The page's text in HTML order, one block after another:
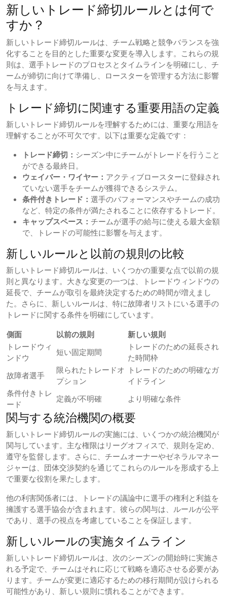
新しいトレード締切ルールとは何で
すか？
新しいトレード締切ルールは、チーム戦略と競争バランスを強
化することを目的とした重要な変更を導入します。これらの規
則は、選手トレードのプロセスとタイムラインを明確にし、チ
ームが締切に向けて準備し、ロースターを管理する方法に影響
を与えます。
トレード締切に関連する重要用語の定義
新しいトレード締切ルールを理解するためには、重要な用語を
理解することが不可欠です。以下は重要な定義です：
トレード締切： シーズン中にチームがトレードを行うこと
ができる最終日。
ウェイバー・ワイヤー： アクティブロースターに登録され
ていない選手をチームが獲得できるシステム。
条件付きトレード： 選手のパフォーマンスやチームの成功
など、特定の条件が満たされることに依存するトレード。
キャップスペース： チームが選手の給与に使える最大金額
で、トレードの可能性に影響を与えます。
新しいルールと以前の規則の比較
新しいトレード締切ルールは、いくつかの重要な点で以前の規
則と異なります。大きな変更の一つは、トレードウィンドウの
延長で、チームが取引を最終決定するための時間が増えまし
た。さらに、新しいルールは、特に故障者リストにいる選手の
トレードに関する条件を明確にしています。
側面
以前の規則
新しい規則
トレードウィ
ンドウ
短い固定期間
トレードのための延長され
た時間枠
故障者選手
限られたトレードオ
プション
トレードのための明確なガ
イドライン
条件付きトレ
ード
定義が不明確 より明確な条件
関与する統治機関の概要
新しいトレード締切ルールの実施には、いくつかの統治機関が
関与しています。主な権限はリーグオフィスで、規則を定め、
遵守を監督します。さらに、チームオーナーやゼネラルマネー
ジャーは、団体交渉契約を通じてこれらのルールを形成する上
で重要な役割を果たします。
他の利害関係者には、トレードの議論中に選手の権利と利益を
擁護する選手協会が含まれます。彼らの関与は、ルールが公平
であり、選手の視点を考慮していることを保証します。
新しいルールの実施タイムライン
新しいトレード締切ルールは、次のシーズンの開始時に実施さ
れる予定で、チームはそれに応じて戦略を適応させる必要があ
ります。チームが変更に適応するための移行期間が設けられる
可能性があり、新しい規則に慣れることができます。